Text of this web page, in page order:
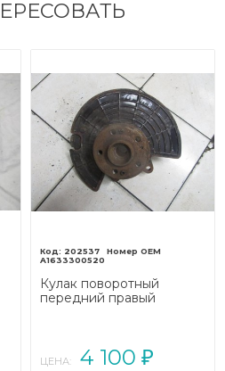
202537
A1633300520
Кулак поворотный
передний правый
ЦЕНА: 4 100 ₽